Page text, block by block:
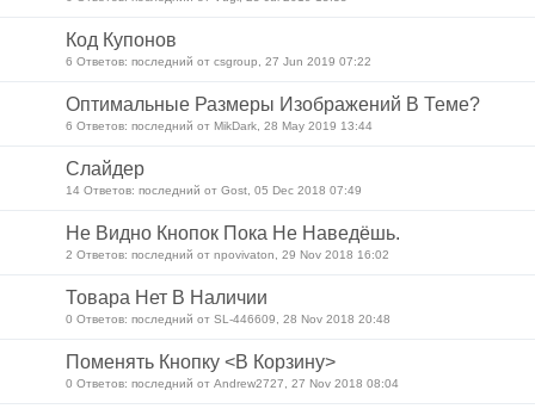
Код Купонов
6 Ответов: последний от csgroup, 27 Jun 2019 07:22
Оптимальные Размеры Изображений В Теме?
6 Ответов: последний от MikDark, 28 May 2019 13:44
Слайдер
14 Ответов: последний от Gost, 05 Dec 2018 07:49
Не Видно Кнопок Пока Не Наведёшь.
2 Ответов: последний от npovivaton, 29 Nov 2018 16:02
Товара Нет В Наличии
0 Ответов: последний от SL-446609, 28 Nov 2018 20:48
Поменять Кнопку <В Корзину>
0 Ответов: последний от Andrew2727, 27 Nov 2018 08:04